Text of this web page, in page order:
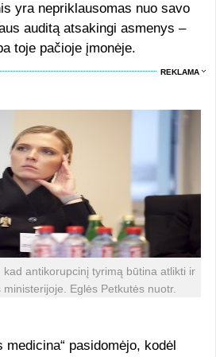
yra nepriklausomas nuo savo
auditą atsakingi asmenys –
toje pačioje įmonėje.
REKLAMA
kad antikorupcinį tyrimą būtina atlikti ir
Eglės Petkutės nuotr.
medicina“ pasidomėjo, kodėl